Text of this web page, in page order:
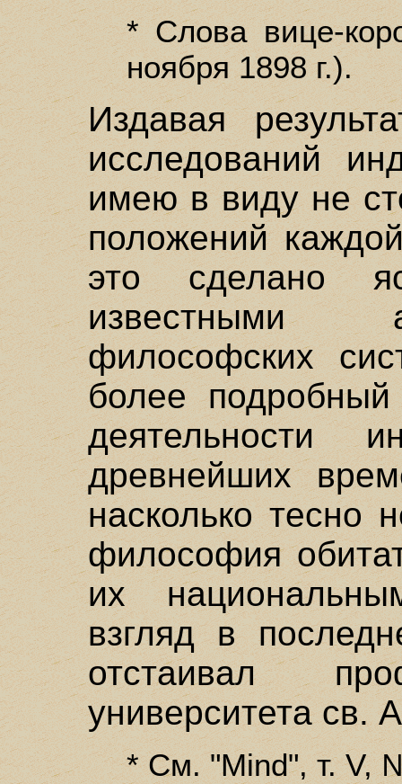
* Слова вице-
ноября 1898 г.).
Издавая
исследований
имею в виду не
положений
это сделано
известными
философских
более
деятельности
древнейших
насколько тесно
философия
их
взгляд в
отстаивал
университета св.
* См. "Mind", т. V,